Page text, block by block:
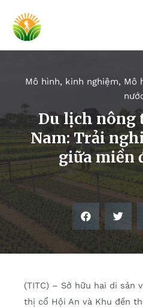
Mô hình, kinh nghiệm, Mô
Du lịch nông
Nam: Trải
giữa miền
(TITC) – Sở hữu hai di sản
thị cổ Hội An và Khu đền